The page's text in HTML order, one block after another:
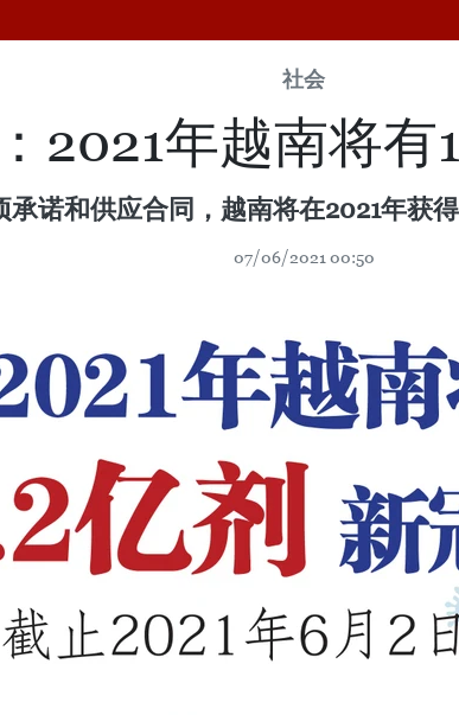
社会
2021年越南将有
承诺和供应合同，越南将在2021年获得
07/06/2021 00:50